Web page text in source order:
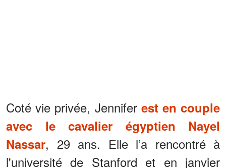
Coté vie privée, Jennifer est en couple
avec le cavalier égyptien Nayel
Nassar, 29 ans. Elle l’a rencontré à
l'université de Stanford et en janvier